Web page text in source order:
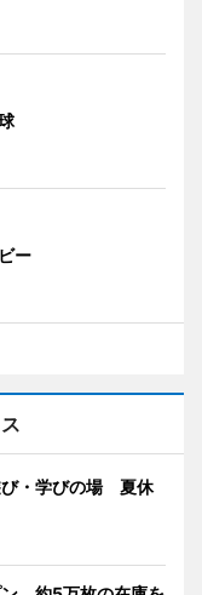
ー
び・学びの場 夏休